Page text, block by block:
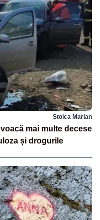
Stoica Marian
mai multe decese
și drogurile